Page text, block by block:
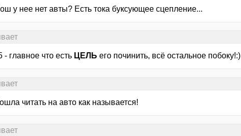
у нее нет авты? Есть тока буксующее сцепление...
- главное что есть ЦЕЛЬ его починить, всё остальное побоку!:)
читать на авто как называется!